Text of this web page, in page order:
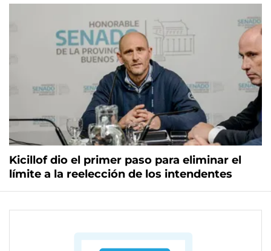
Kicillof dio el primer paso para eliminar el
límite a la reelección de los intendentes